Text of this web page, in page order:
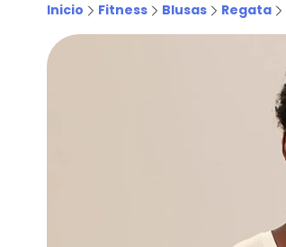
Inicio Fitness Blusas Regata